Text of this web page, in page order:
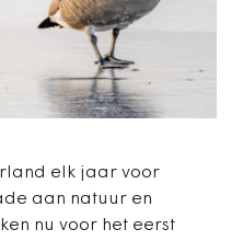
elk jaar voor
aan natuur en
nu voor het eerst